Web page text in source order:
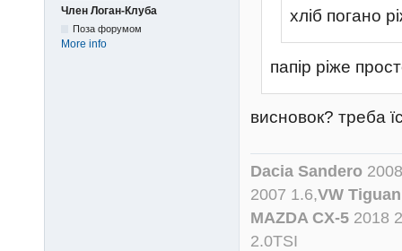
Член Логан-Клуба
Поза форумом
More info
хліб погано
папір ріже
висновок? треба
Dacia Sandero
2007 1.6,VW
MAZDA CX-5 2018
2.0TSI